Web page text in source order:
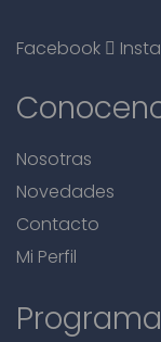
Facebook
Nosotras
Novedades
Contacto
Mi Perfil